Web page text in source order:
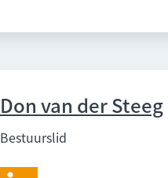
Don van der Steeg
Bestuurslid